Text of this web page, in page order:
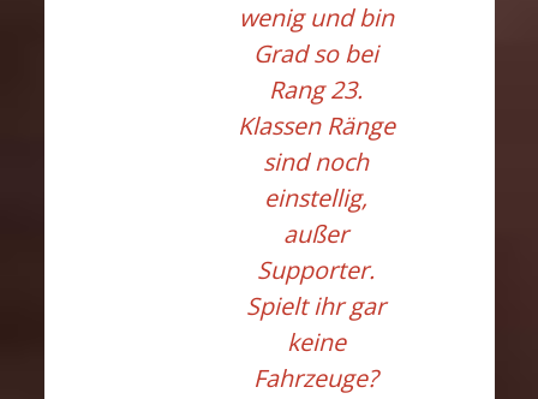
wenig und bin
Grad so bei
Rang 23.
Klassen Ränge
sind noch
einstellig,
außer
Supporter.
Spielt ihr gar
keine
Fahrzeuge?